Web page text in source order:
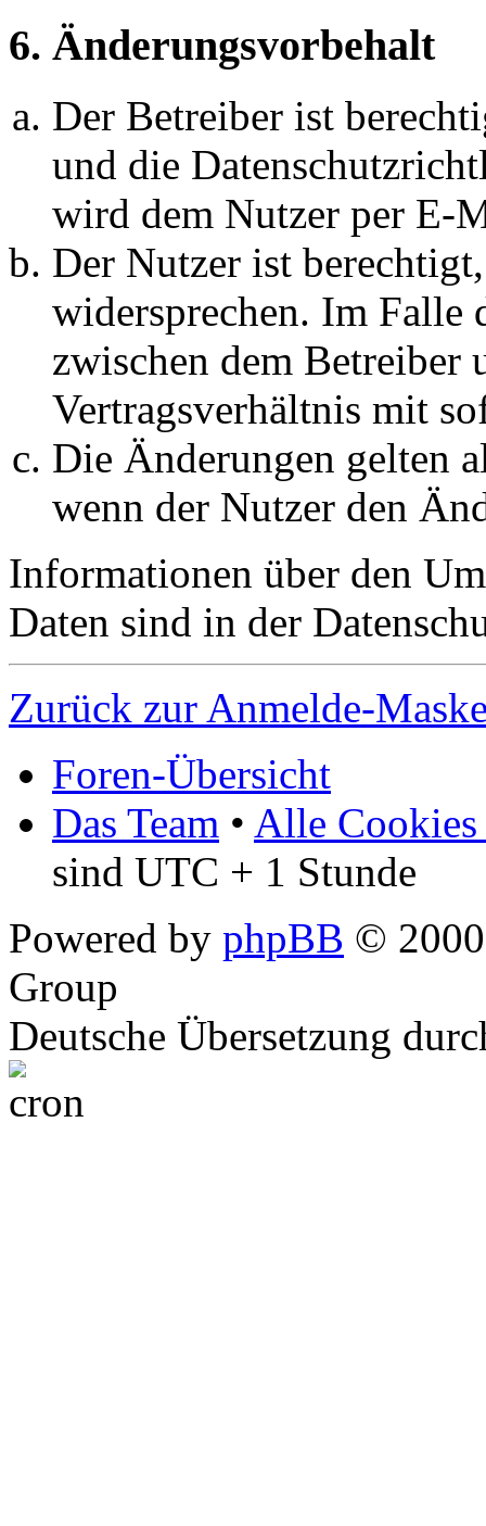
6. Änderungsvorbehalt
Der Betreiber ist
und die
wird dem Nutzer per E-
Der Nutzer ist
widersprechen. Im Falle
zwischen dem Betreiber
Vertragsverhältnis mit
Die Änderungen gelten
wenn der Nutzer den
Informationen über den
Daten sind in der
Zurück zur Anmelde-
Foren-Übersicht
Das Team • Alle Cookies
sind UTC + 1 Stunde
Powered by phpBB ©
Group
Deutsche Übersetzung